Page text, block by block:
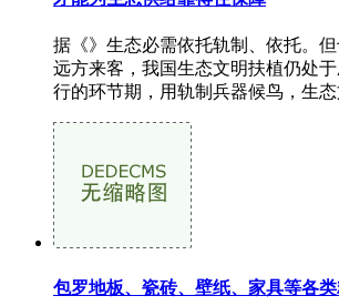
据《》生态必需依托轨制、依托。
远方来客，我国生态文明扶植仍处
行的环节期，用轨制兵器候鸟，生
包罗地板、瓷砖、壁纸、家具等各